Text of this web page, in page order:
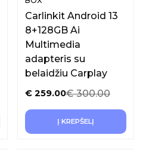
Carlinkit Android 13
8+128GB Ai
Multimedia
adapteris su
belaidžiu Carplay
€300.00
€ 259.00
Į KREPŠELĮ